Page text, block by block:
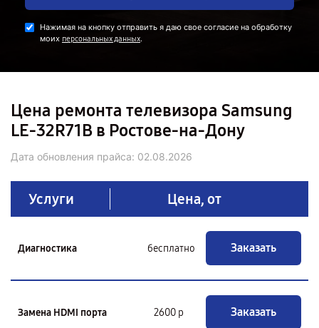
Нажимая на кнопку отправить я даю свое согласие на обработку
моих персональных данных.
Цена ремонта телевизора Samsung
LE-32R71B в Ростове-на-Дону
Дата обновления прайса: 02.08.2026
Услуги Цена, от
Диагностика бесплатно Заказать
Замена HDMI порта 2600 р Заказать